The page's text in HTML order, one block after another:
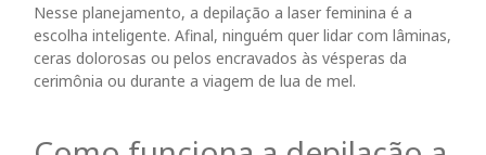
Nesse planejamento, a depilação a laser feminina é a
escolha inteligente. Afinal, ninguém quer lidar com lâminas,
ceras dolorosas ou pelos encravados às vésperas da
cerimônia ou durante a viagem de lua de mel.